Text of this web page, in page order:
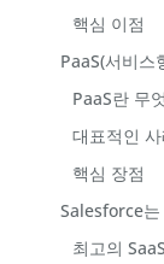
핵심 이점
PaaS(서비스
PaaS란 무
대표적인
핵심 장점
Salesforce는
최고의